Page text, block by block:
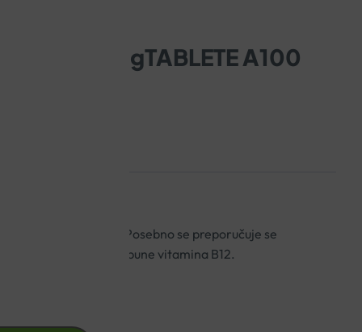
B12 100µgTABLETE A100
u obliku tableta. Posebno se preporučuje se
svakodnevne nadopune vitamina B12.